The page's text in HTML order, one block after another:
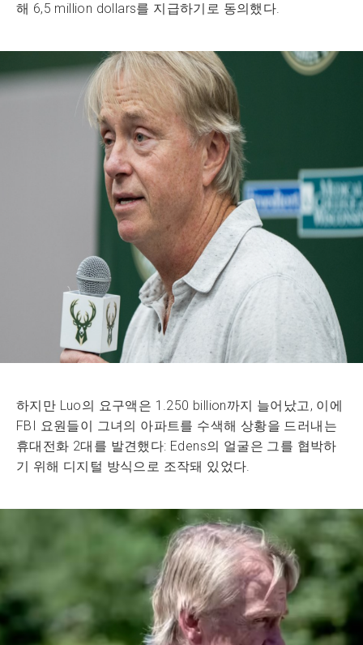
해 6,5 million dollars를 지급하기로 동의했다.
하지만 Luo의 요구액은 1.250 billion까지 늘어났고, 이에
FBI 요원들이 그녀의 아파트를 수색해 상황을 드러내는
휴대전화 2대를 발견했다: Edens의 얼굴은 그를 협박하
기 위해 디지털 방식으로 조작돼 있었다.